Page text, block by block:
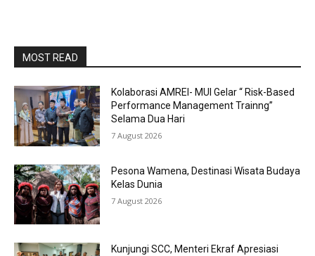
MOST READ
Kolaborasi AMREI- MUI Gelar “ Risk-Based
Performance Management Trainng”
Selama Dua Hari
7 August 2026
Pesona Wamena, Destinasi Wisata Budaya
Kelas Dunia
7 August 2026
Kunjungi SCC, Menteri Ekraf Apresiasi